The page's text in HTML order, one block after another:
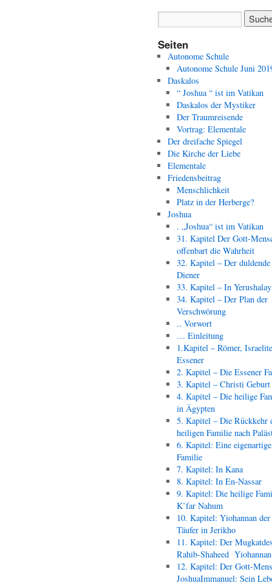
Seiten
Autonome Schule
Autonome Schule Juni
Daskalos
“ Joshua “ ist im Vatikan
Daskalos der Mystiker
Der Traumreisende
Vortrag: Elementale
Der dreifache Spiegel
Die Kirche der Liebe
Elementale
Friedensbeitrag
Menschlichkeit
Platz in der Herberge?
Joshua
. „Joshua“ ist im Vatikan
31. Kapitel Der Gott-
offenbart die Wahrheit
32. Kapitel – Der duldende
Diener
33. Kapitel – In
34. Kapitel – Der Plan der
Verschwörung
.. Vorwort
… Einleitung
1.Kapitel – Römer,
Essener
2. Kapitel – Die Essener
3. Kapitel – Christi Geburt
4. Kapitel – Die heilige
in Ägypten
5. Kapitel – Die Rückkehr
heiligen Familie nach
6. Kapitel: Eine eigenartige
Familie
7. Kapitel: In Kana
8. Kapitel: In En-Nassar
9. Kapitel: Die heilige
K’far Nahum
10. Kapitel: Yiohannan der
Täufer in Jerikho
11. Kapitel: Der
Rahib-Shaheed
12. Kapitel: Der Gott-
JoshuaImmanuel: Sein